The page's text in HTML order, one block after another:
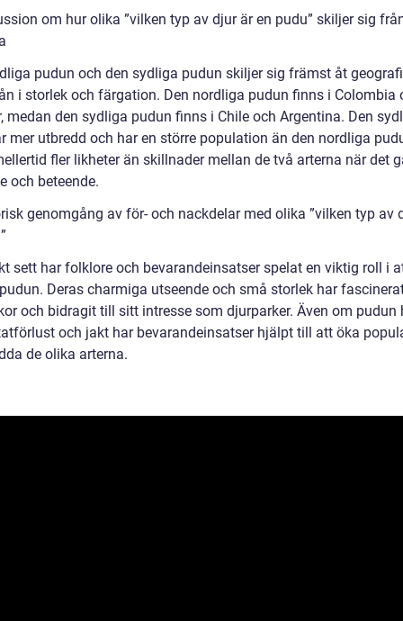
om hur olika ”vilken typ av djur är en pudu” skiljer sig
pudun och den sydliga pudun skiljer sig främst åt
i storlek och färgation. Den nordliga pudun finns i Colombia
medan den sydliga pudun finns i Chile och Argentina. Den
mer utbredd och har en större population än den nordliga
fler likheter än skillnader mellan de två arterna när det
och beteende.
genomgång av för- och nackdelar med olika ”vilken typ av
sett har folklore och bevarandeinsatser spelat en viktig roll i
Deras charmiga utseende och små storlek har
och bidragit till sitt intresse som djurparker. Även om pudun
och jakt har bevarandeinsatser hjälpt till att öka
de olika arterna.